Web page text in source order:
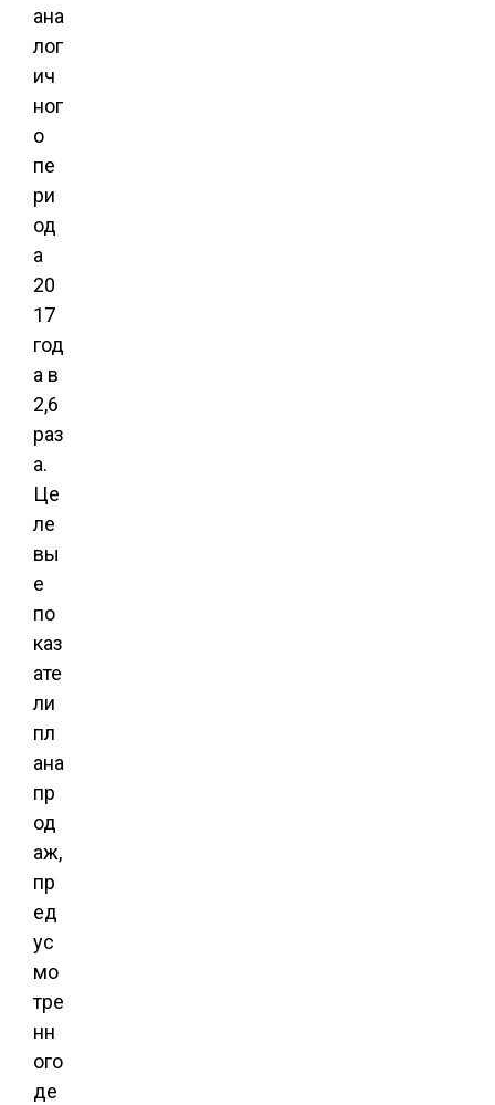
ана
лог
ич
ног
о
пе
ри
од
а
20
17
год
а в
2,6
раз
а.
Це
ле
вы
е
по
каз
ате
ли
пл
ана
пр
од
аж,
пр
ед
ус
мо
тре
нн
ого
де